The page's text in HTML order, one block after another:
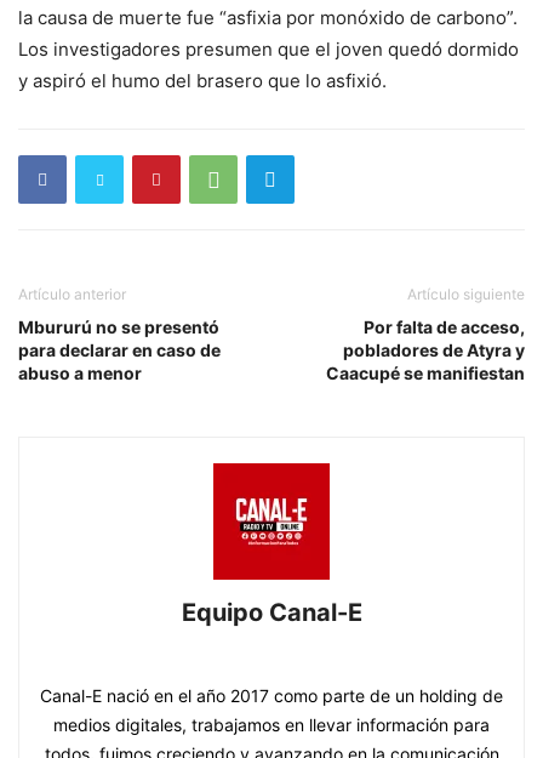
la causa de muerte fue “asfixia por monóxido de carbono”.
Los investigadores presumen que el joven quedó dormido
y aspiró el humo del brasero que lo asfixió.
Artículo anterior
Mbururú no se presentó
para declarar en caso de
abuso a menor
Artículo siguiente
Por falta de acceso,
pobladores de Atyra y
Caacupé se manifiestan
Equipo Canal-E
Canal-E nació en el año 2017 como parte de un holding de
medios digitales, trabajamos en llevar información para
todos, fuimos creciendo y avanzando en la comunicación